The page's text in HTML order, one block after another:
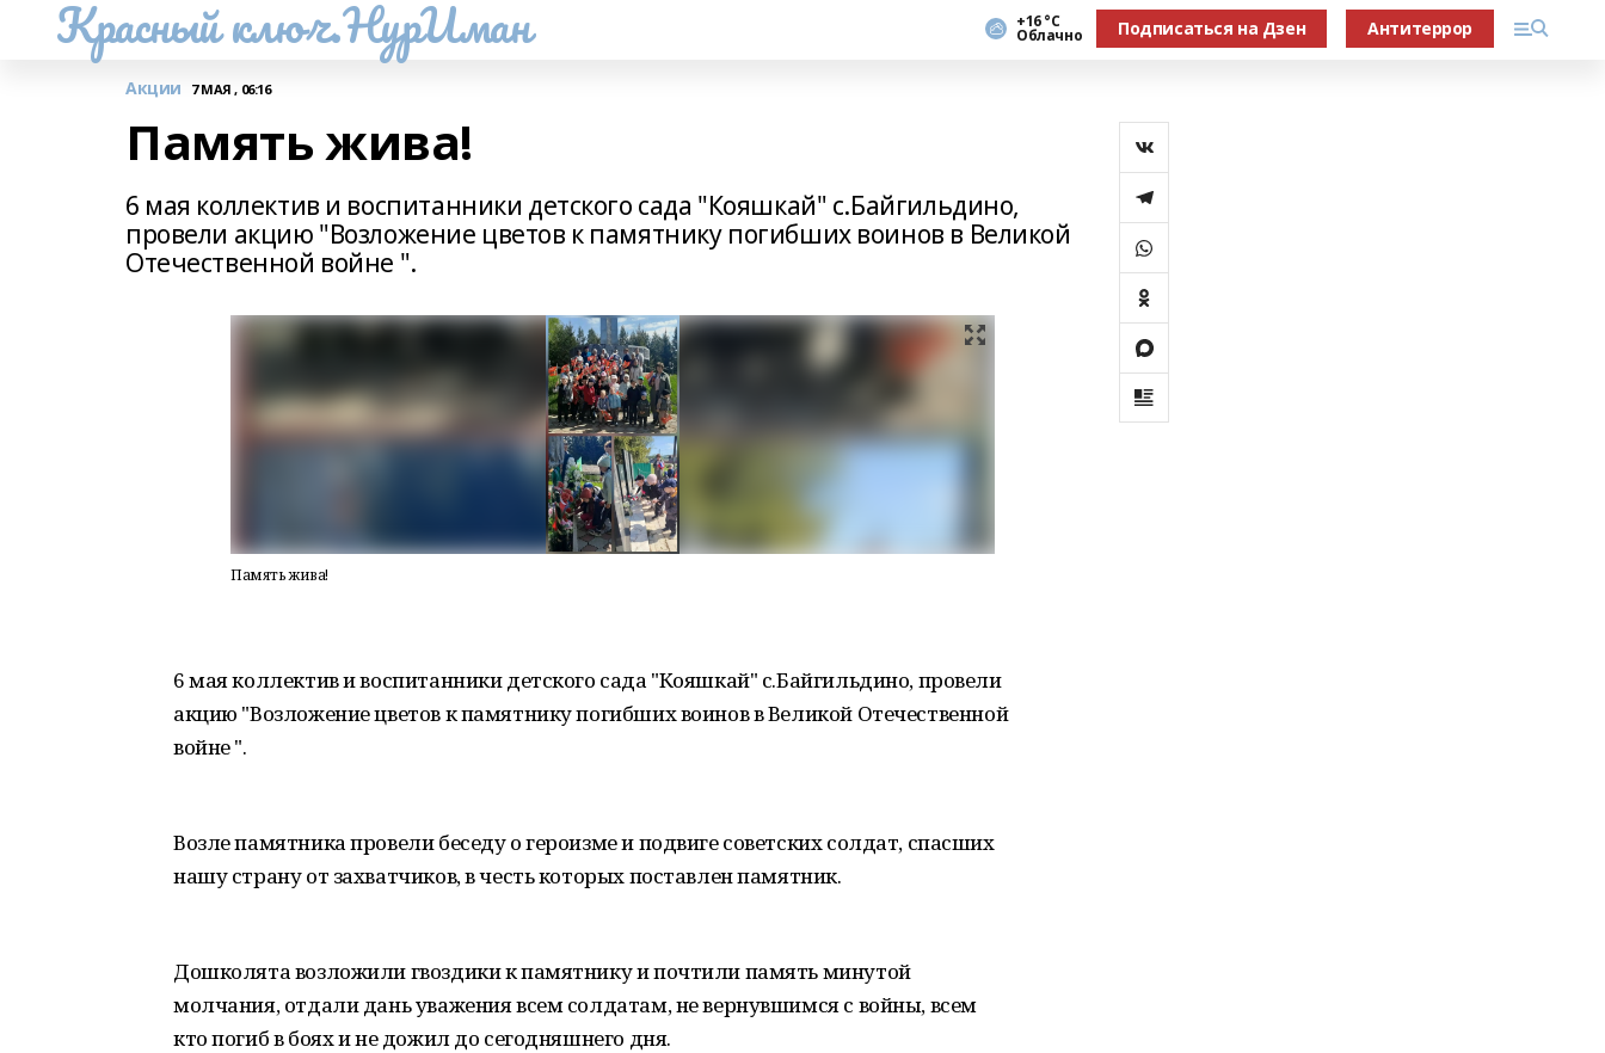
Красный ключ.НурИман +16 °С
Облачно Подписаться на Дзен Антитеррор
Акции 7 МАЯ , 06:16
Память жива!
6 мая коллектив и воспитанники детского сада "Кояшкай" с.Байгильдино,
провели акцию "Возложение цветов к памятнику погибших воинов в Великой
Отечественной войне ".
Память жива!
6 мая коллектив и воспитанники детского сада "Кояшкай" с.Байгильдино, провели
акцию "Возложение цветов к памятнику погибших воинов в Великой Отечественной
войне ".
Возле памятника провели беседу о героизме и подвиге советских солдат, спасших
нашу страну от захватчиков, в честь которых поставлен памятник.
Дошколята возложили гвоздики к памятнику и почтили память минутой
молчания, отдали дань уважения всем солдатам, не вернувшимся с войны, всем
кто погиб в боях и не дожил до сегодняшнего дня.